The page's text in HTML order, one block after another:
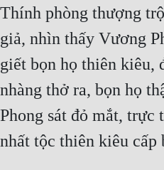
Huyền Huyễn
Huyền Nghi
Huyền Ảo
Hài Hước
Hệ Thống
Thính phòng thượng
giả, nhìn thấy Vương
giết bọn họ thiên kiêu,
nhàng thở ra, bọn họ
Phong sát đỏ mắt, trực
nhất tộc thiên kiêu cấp